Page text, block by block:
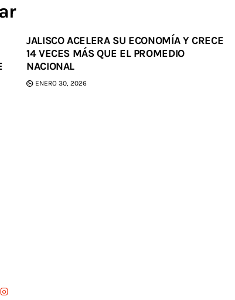
JALISCO ACELERA SU ECONOMÍA Y CRECE
14 VECES MÁS QUE EL PROMEDIO
NACIONAL
ENERO 30, 2026